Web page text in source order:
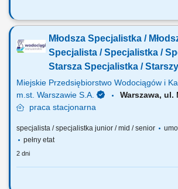
Zakres obowiązków: Przygotowywanie
flipchartów). Transport i relokacja mebli biurowych
kanapy) na terenie biura. Rezerwacja sal
pracowników. Zapewnienie obsługi...
Młodsza Specjalistka /
Specjalista / Specjalistka /
Starsza Specjalistka / Starszy
Specjalista ds. Inżynieryjno-
Technicznych (k/m/n)
Miejskie Przedsiębiorstwo Wodociągów i
m.st. Warszawie S.A.
Warszawa,
praca stacjonarna
specjalista / specjalistka junior / mid / senior
pełny etat
2 dni